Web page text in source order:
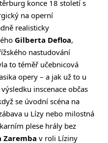
konce 18 století s
na operní
realisticky
Gilberta Defloa,
nastudování
to téměř učebnicová
opery – a jak už to u
inscenace občas
se úvodní scéna na
u Lízy nebo milostná
plese hrály bez
Zaremba v roli Líziny